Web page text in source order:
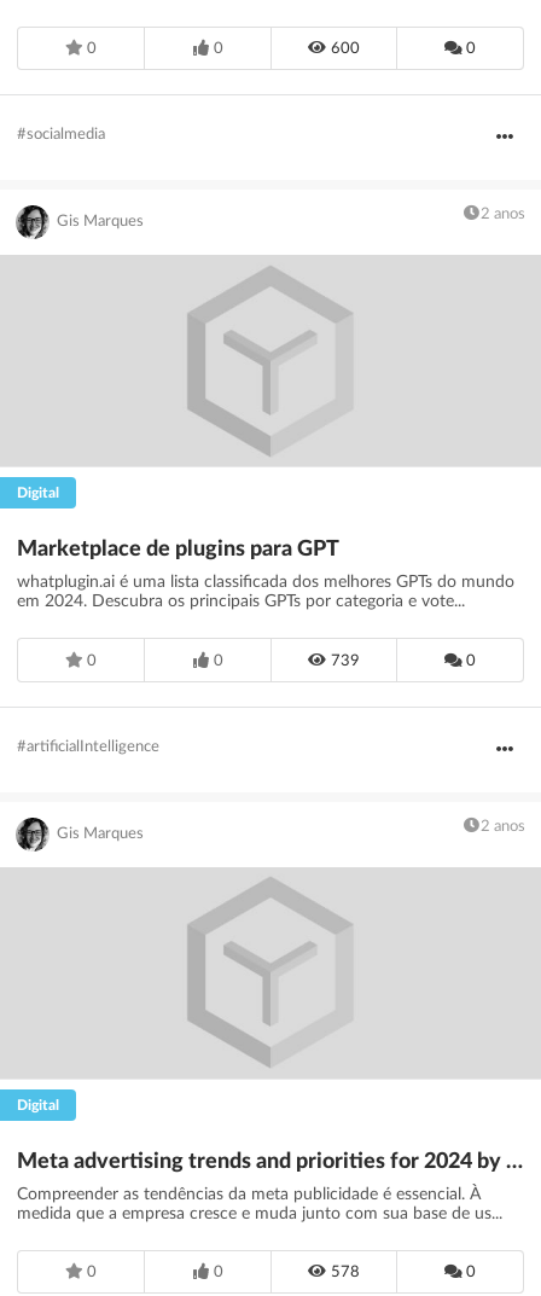
0 0 600 0
#socialmedia
Gis Marques 2 anos
Digital
Marketplace de plugins para GPT
whatplugin.ai é uma lista classificada dos melhores GPTs do mundo
em 2024. Descubra os principais GPTs por categoria e vote...
0 0 739 0
#artificialIntelligence
Gis Marques 2 anos
Digital
Meta advertising trends and priorities for 2024 by illumin
Compreender as tendências da meta publicidade é essencial. À
medida que a empresa cresce e muda junto com sua base de us...
0 0 578 0